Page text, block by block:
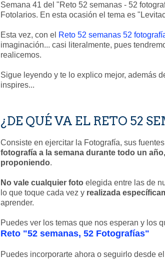
Semana 41 del "Reto 52 semanas - 52
Fotolarios. En esta ocasión el tema es
Esta vez, con el Reto 52 semanas 52
imaginación... casi literalmente, pues
realicemos.
Sigue leyendo y te lo explico mejor, además
inspires...
¿DE QUÉ VA EL RETO 52
Consiste en ejercitar la Fotografía, sus
fotografía a la semana durante todo un
proponiendo.
No vale cualquier foto elegida entre las de
lo que toque cada vez y realizada
aprender.
Puedes ver los temas que nos esperan y los
Reto "52 semanas, 52 Fotografías"
Puedes incorporarte ahora o seguirlo desde